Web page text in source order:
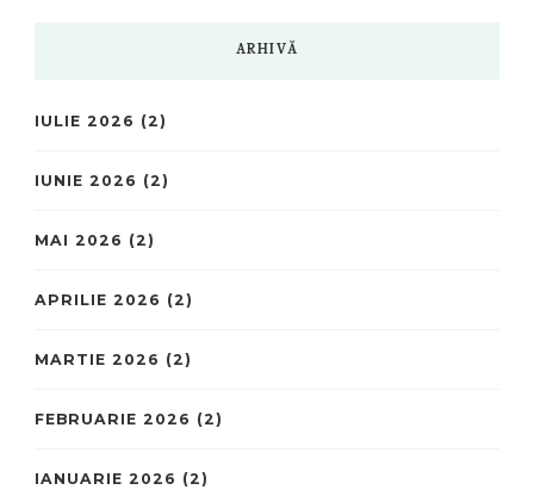
ARHIVĂ
IULIE 2026 (2)
IUNIE 2026 (2)
MAI 2026 (2)
APRILIE 2026 (2)
MARTIE 2026 (2)
FEBRUARIE 2026 (2)
IANUARIE 2026 (2)